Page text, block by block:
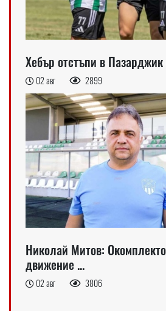
Хебър отстъпи в Пазарджик
02 авг 2899
Николай Митов:
движение ...
02 авг 3806